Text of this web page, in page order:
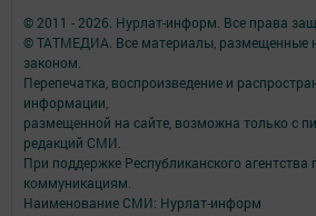
© 2011 - 2026. Нурлат-⁠информ. Все права
© ТАТМЕДИА. Все материалы, размещенные
законом.
Перепечатка, воспроизведение и
информации,
размещенной на сайте, возможна только с
редакций СМИ.
При поддержке Республиканского
коммуникациям.
Наименование СМИ: Нурлат-⁠информ